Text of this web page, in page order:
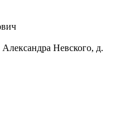
Невского, д.